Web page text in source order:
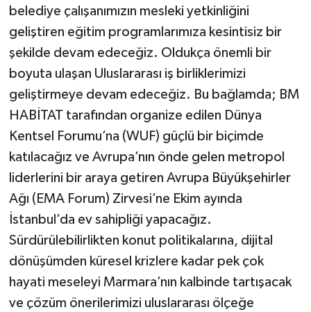
belediye çalışanımızın mesleki yetkinliğini
geliştiren eğitim programlarımıza kesintisiz bir
şekilde devam edeceğiz. Oldukça önemli bir
boyuta ulaşan Uluslararası iş birliklerimizi
geliştirmeye devam edeceğiz. Bu bağlamda; BM
HABİTAT tarafından organize edilen Dünya
Kentsel Forumu’na (WUF) güçlü bir biçimde
katılacağız ve Avrupa’nın önde gelen metropol
liderlerini bir araya getiren Avrupa Büyükşehirler
Ağı (EMA Forum) Zirvesi’ne Ekim ayında
İstanbul’da ev sahipliği yapacağız.
Sürdürülebilirlikten konut politikalarına, dijital
dönüşümden küresel krizlere kadar pek çok
hayati meseleyi Marmara’nın kalbinde tartışacak
ve çözüm önerilerimizi uluslararası ölçeğe